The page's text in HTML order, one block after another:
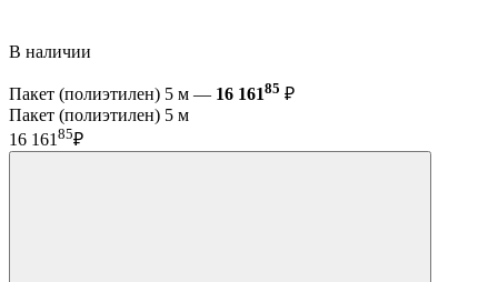
В наличии
Пакет (полиэтилен) 5 м — 16 16185 ₽
Пакет (полиэтилен) 5 м
16 161 85₽